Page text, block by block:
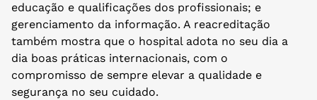
educação e qualificações dos profissionais; e
gerenciamento da informação. A reacreditação
também mostra que o hospital adota no seu dia a
dia boas práticas internacionais, com o
compromisso de sempre elevar a qualidade e
segurança no seu cuidado.